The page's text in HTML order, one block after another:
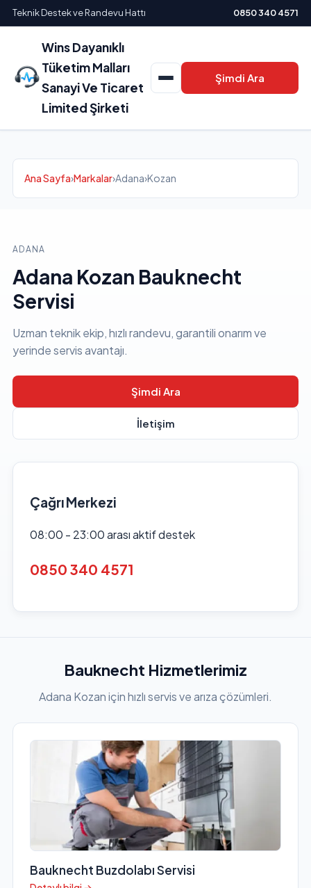
Teknik Destek ve Randevu Hattı 0850 340 4571
Wins Dayanıklı
Tüketim Malları
Sanayi Ve Ticaret
Limited Şirketi
Şimdi Ara
Ana Sayfa›Markalar›Adana›Kozan
ADANA
Adana Kozan Bauknecht
Servisi
Uzman teknik ekip, hızlı randevu, garantili onarım ve
yerinde servis avantajı.
Şimdi Ara
İletişim
Çağrı Merkezi
08:00 - 23:00 arası aktif destek
0850 340 4571
Bauknecht Hizmetlerimiz
Adana Kozan için hızlı servis ve arıza çözümleri.
Bauknecht Buzdolabı Servisi